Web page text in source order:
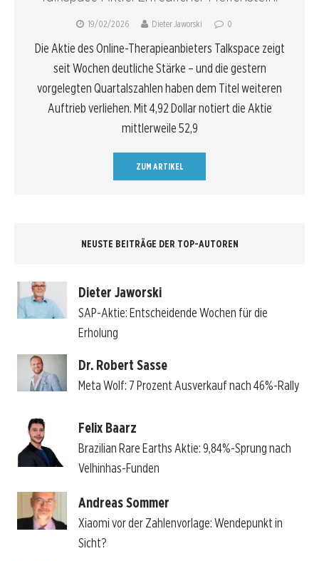
19/02/2026 Dieter Jaworski 0
Die Aktie des Online-Therapieanbieters Talkspace zeigt
seit Wochen deutliche Stärke – und die gestern
vorgelegten Quartalszahlen haben dem Titel weiteren
Auftrieb verliehen. Mit 4,92 Dollar notiert die Aktie
mittlerweile 52,9
ZUM ARTIKEL
NEUSTE BEITRÄGE DER TOP-AUTOREN
Dieter Jaworski
SAP-Aktie: Entscheidende Wochen für die
Erholung
Dr. Robert Sasse
Meta Wolf: 7 Prozent Ausverkauf nach 46%-Rally
Felix Baarz
Brazilian Rare Earths Aktie: 9,84%-Sprung nach
Velhinhas-Funden
Andreas Sommer
Xiaomi vor der Zahlenvorlage: Wendepunkt in
Sicht?